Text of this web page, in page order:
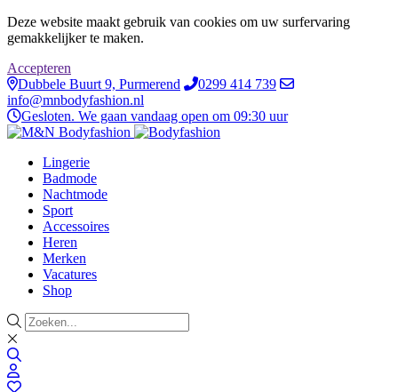
Deze website maakt gebruik van cookies om uw surfervaring
gemakkelijker te maken.
Accepteren
Dubbele Buurt 9, Purmerend
0299 414 739
info@mnbodyfashion.nl
Gesloten. We gaan vandaag open om 09:30 uur
Lingerie
Badmode
Nachtmode
Sport
Accessoires
Heren
Merken
Vacatures
Shop